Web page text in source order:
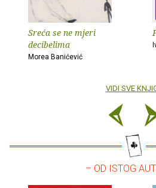
Sreća se ne mjeri
decibelima
Morea Banićević
VIDI SVE
– OD ISTOG